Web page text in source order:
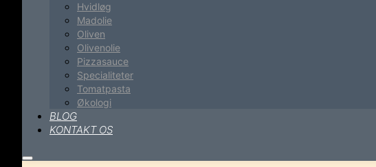
Hvidløg
Madolie
Oliven
Olivenolie
Pizzasauce
Specialiteter
Tomatpasta
Økologi
BLOG
KONTAKT OS
Hovedmenu